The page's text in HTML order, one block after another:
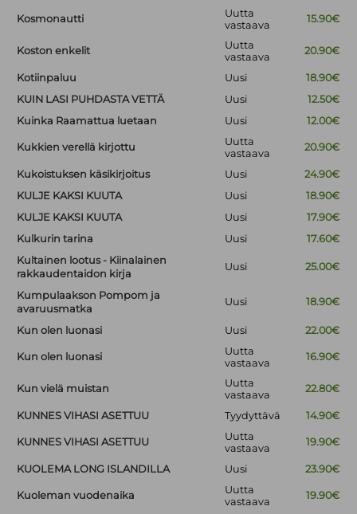
Kosmonautti
Uutta
vastaava
15.90€
Koston enkelit
Uutta
vastaava
20.90€
Kotiinpaluu Uusi
18.90€
KUIN LASI PUHDASTA VETTÄ
Uusi
12.50€
Kuinka Raamattua luetaan
Uusi 12.00€
Kukkien verellä kirjottu
Uutta
vastaava
20.90€
Kukoistuksen käsikirjoitus Uusi
24.90€
KULJE KAKSI KUUTA
Uusi
18.90€
KULJE KAKSI KUUTA
Uusi
17.90€
Kulkurin tarina
Uusi
17.60€
Kultainen lootus - Kiinalainen
rakkaudentaidon kirja
Uusi 25.00€
Kumpulaakson Pompom ja
avaruusmatka
Uusi 18.90€
Kun olen luonasi Uusi 22.00€
Kun olen luonasi
Uutta
vastaava
16.90€
Kun vielä muistan
Uutta
vastaava
22.80€
KUNNES VIHASI ASETTUU Tyydyttävä 14.90€
KUNNES VIHASI ASETTUU
Uutta
vastaava
19.90€
KUOLEMA LONG ISLANDILLA Uusi 23.90€
Kuoleman vuodenaika
Uutta
vastaava
19.90€